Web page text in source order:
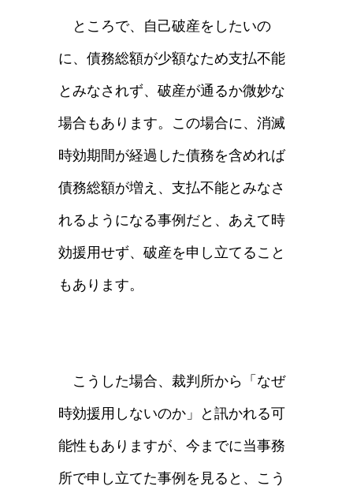
ところで、自己破産をしたいの
に、債務総額が少額なため支払不能
とみなされず、破産が通るか微妙な
場合もあります。この場合に、消滅
時効期間が経過した債務を含めれば
債務総額が増え、支払不能とみなさ
れるようになる事例だと、あえて時
効援用せず、破産を申し立てること
もあります。
こうした場合、裁判所から「なぜ
時効援用しないのか」と訊かれる可
能性もありますが、今までに当事務
所で申し立てた事例を見ると、こう